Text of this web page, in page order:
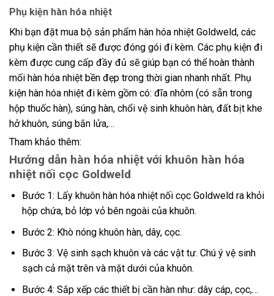
Phụ kiện hàn hóa nhiệt
Khi bạn đặt mua bộ sản phẩm hàn hóa nhiệt Goldweld, các
phụ kiện cần thiết sẽ được đóng gói đi kèm. Các phụ kiện đi
kèm được cung cấp đầy đủ sẽ giúp bạn có thể hoàn thành
mối hàn hóa nhiệt bền đẹp trong thời gian nhanh nhất. Phụ
kiện hàn hóa nhiệt đi kèm gồm có: đĩa nhôm (có sẵn trong
hộp thuốc hàn), súng hàn, chổi vệ sinh khuôn hàn, đất bịt khe
hở khuôn, súng bắn lửa,…
Tham khảo thêm:
Hướng dẫn hàn hóa nhiệt với khuôn hàn hóa
nhiệt nối cọc Goldweld
Bước 1: Lấy khuôn hàn hóa nhiệt nối cọc Goldweld ra khỏi
hộp chứa, bỏ lớp vỏ bên ngoài của khuôn.
Bước 2: Khò nóng khuôn hàn, dây, cọc.
Bước 3: Vệ sinh sạch khuôn và các vật tư. Chú ý vệ sinh
sạch cả mặt trên và mặt dưới của khuôn.
Bước 4: Sắp xếp các thiết bị cần hàn như: dây cáp, cọc,…